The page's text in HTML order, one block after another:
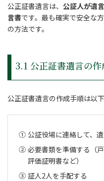
公正証書遺言は、 公証人が遺
言書です。最も確実で安全な
の方法です。
3.1 公正証書遺言の
公正証書遺言の作成手順は以
公証役場に連絡して、
必要書類を準備する（
評価証明書など）
証人2人を手配する